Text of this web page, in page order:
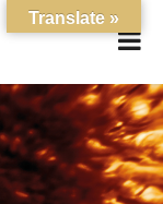
Translate »